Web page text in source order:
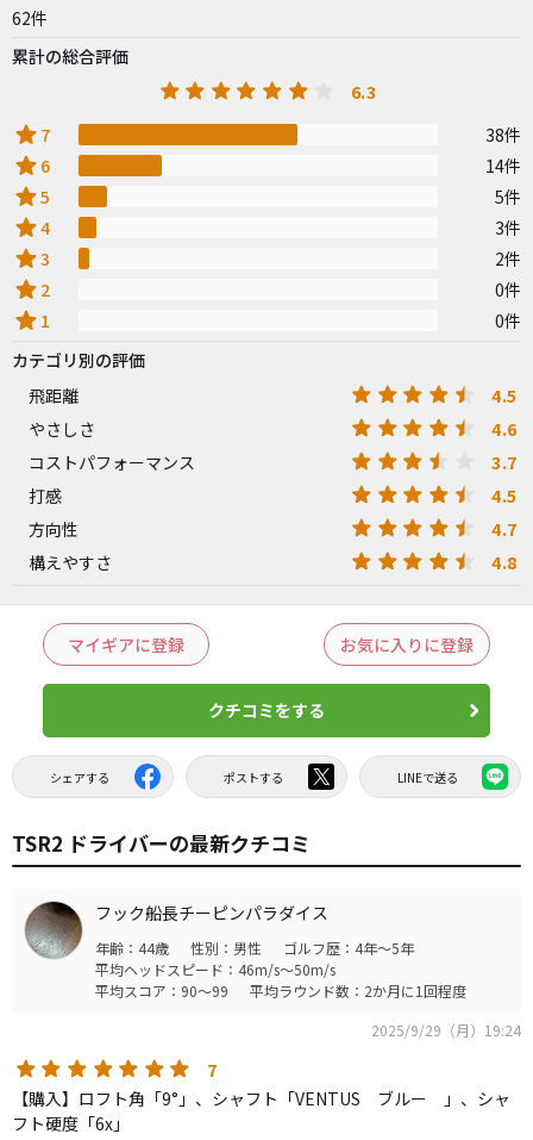
62件
累計の総合評価
6.3
star 7 38件
star 6 14件
star5 5件
star4 3件
star3 2件
star 2 0件
star 1
0件
カテゴリ別の評価
飛距離
4.5
やさしさ 4.6
コストパフォーマンス 3.7
打感 4.5
方向性 4.7
構えやすさ 4.8
マイギアに登録 お気に入りに登録
クチコミをする
シェアする ポストする LINEで送る
TSR2 ドライバーの最新クチコミ
フック船長チーピンパラダイス
年齢：44歳 性別：男性
ゴルフ歴：4年～5年
平均ヘッドスピード：46m/s～50m/s
平均スコア：90～99
平均ラウンド数：2か月に1回程度
2025/9/29（月）19:24
7
【購入】ロフト角「9°」、シャフト「VENTUS ブルー 」、シャ
フト硬度「6x」